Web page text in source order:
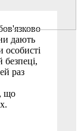
дають
особисті
безпеці,
раз
що